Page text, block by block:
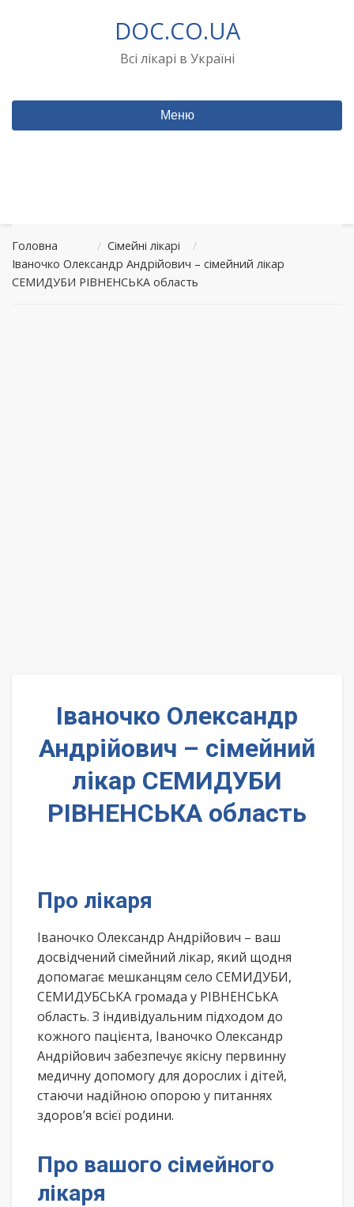
DOC.CO.UA
Всі лікарі в Україні
Меню
Головна / Сімейні лікарі
/
Іваночко Олександр Андрійович – сімейний лікар
СЕМИДУБИ РІВНЕНСЬКА область
Іваночко Олександр
Андрійович – сімейний
лікар СЕМИДУБИ
РІВНЕНСЬКА область
Про лікаря
Іваночко Олександр Андрійович – ваш
досвідчений сімейний лікар, який щодня
допомагає мешканцям село СЕМИДУБИ,
СЕМИДУБСЬКА громада у РІВНЕНСЬКА
область. З індивідуальним підходом до
кожного пацієнта, Іваночко Олександр
Андрійович забезпечує якісну первинну
медичну допомогу для дорослих і дітей,
стаючи надійною опорою у питаннях
здоров’я всієї родини.
Про вашого сімейного
лікаря